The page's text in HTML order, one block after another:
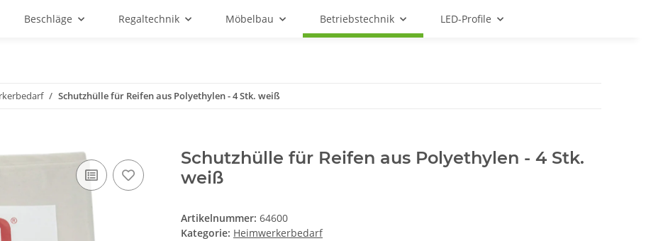
Beschläge Regaltechnik Möbelbau Betriebstechnik LED-Profile
Schutzhülle für Reifen aus Polyethylen - 4 Stk. weiß
Schutzhülle für Reifen aus Polyethylen - 4 Stk.
weiß
Artikelnummer: 64600
Kategorie: Heimwerkerbedarf